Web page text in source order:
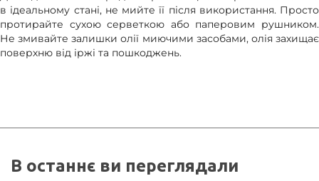
в ідеальному стані, не мийте її після використання. Просто
протирайте сухою серветкою або паперовим рушником.
Не змивайте залишки олії миючими засобами, олія захищає
поверхню від іржі та пошкоджень.
В останнє ви переглядали